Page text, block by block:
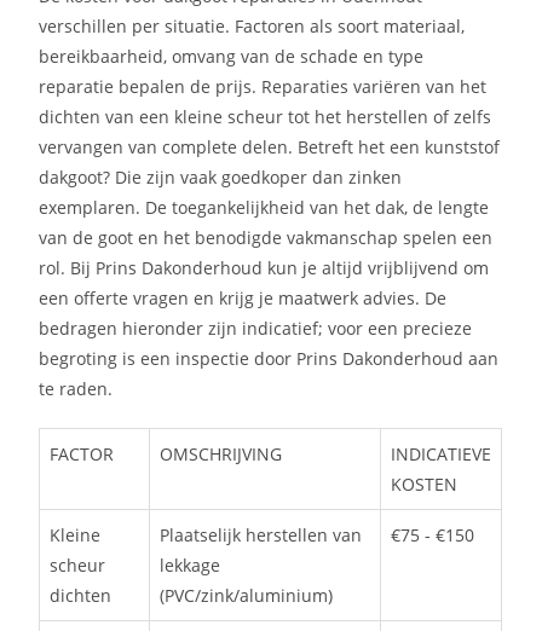
verschillen per situatie. Factoren als soort materiaal,
bereikbaarheid, omvang van de schade en type
reparatie bepalen de prijs. Reparaties variëren van het
dichten van een kleine scheur tot het herstellen of zelfs
vervangen van complete delen. Betreft het een kunststof
dakgoot? Die zijn vaak goedkoper dan zinken
exemplaren. De toegankelijkheid van het dak, de lengte
van de goot en het benodigde vakmanschap spelen een
rol. Bij Prins Dakonderhoud kun je altijd vrijblijvend om
een offerte vragen en krijg je maatwerk advies. De
bedragen hieronder zijn indicatief; voor een precieze
begroting is een inspectie door Prins Dakonderhoud aan
te raden.
FACTOR OMSCHRIJVING
INDICATIEVE
KOSTEN
Kleine
scheur
dichten
Plaatselijk herstellen van
lekkage
(PVC/zink/aluminium)
€75 - €150